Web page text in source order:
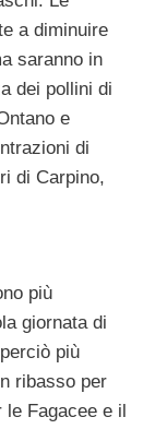
a diminuire
saranno in
dei pollini di
e
di
di Carpino,
più
giornata di
più
ribasso per
le Fagacee e il